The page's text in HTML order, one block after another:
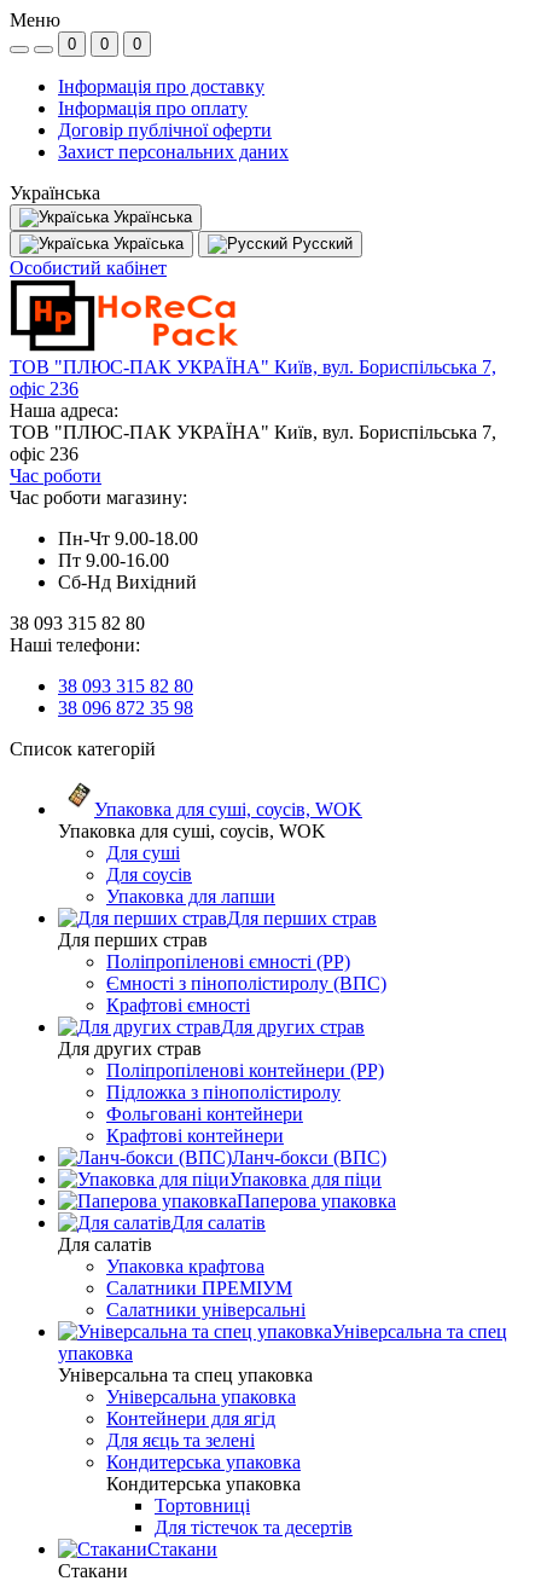
Меню
0 0 0
Інформація про доставку
Інформація про оплату
Договір публічної оферти
Захист персональних даних
Українська
Українська
Україська
Русский
Особистий кабінет
ТОВ "ПЛЮС-ПАК УКРАЇНА" Київ, вул. Бориспільська 7,
офіс 236
Наша адреса:
ТОВ "ПЛЮС-ПАК УКРАЇНА" Київ, вул. Бориспільська 7,
офіс 236
Час роботи
Час роботи магазину:
Пн-Чт 9.00-18.00
Пт 9.00-16.00
Сб-Нд Вихідний
38 093 315 82 80
Наші телефони:
38 093 315 82 80
38 096 872 35 98
Список категорій
Упаковка для суші, соусів, WOK
Упаковка для суші, соусів, WOK
Для суші
Для соусів
Упаковка для лапши
Для перших страв
Для перших страв
Поліпропіленові ємності (PP)
Ємності з пінополістиролу (ВПС)
Крафтові ємності
Для других страв
Для других страв
Поліпропіленові контейнери (PP)
Підложка з пінополістиролу
Фольговані контейнери
Крафтові контейнери
Ланч-бокси (ВПС)
Упаковка для піци
Паперова упаковка
Для салатів
Для салатів
Упаковка крафтова
Салатники ПРЕМІУМ
Салатники універсальні
Універсальна та спец
упаковка
Універсальна та спец упаковка
Універсальна упаковка
Контейнери для ягід
Для яєць та зелені
Кондитерська упаковка
Кондитерська упаковка
Тортовниці
Для тістечок та десертів
Стакани
Стакани